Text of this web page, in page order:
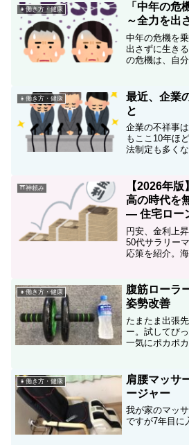
👧働き方・健康
「中年の
～全力を出
中年の危機を
出さずに生き
の危機は、自
👧働き方・健康
最近、企業
と
企業の不祥事
もここ10年ほ
法制定も多く
代背景を鑑み
うな知性を持
⛩神頼み
【2026年
高の時代を
― 住宅ロー
が届いた50
円安、金利上
50代サラリー
応策を紹介。
👧働き方・健康
腹筋ローラ
姿勢改善
たまたま出張
ー。試してび
一気にポカポ
す。飽きない
￣;)
👧働き方・健康
肩腰マッサ
ージャー
我が家のマッ
ですが7年目に